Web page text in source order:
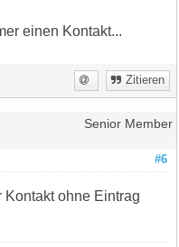
einen Kontakt...
Zitieren
Senior Member
#6
Kontakt ohne Eintrag